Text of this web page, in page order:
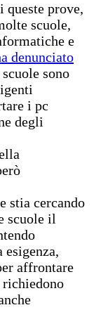
prove,
scuole,
e
denunciato
sono
i pc
degli
stia cercando
scuole il
affrontare
richiedono